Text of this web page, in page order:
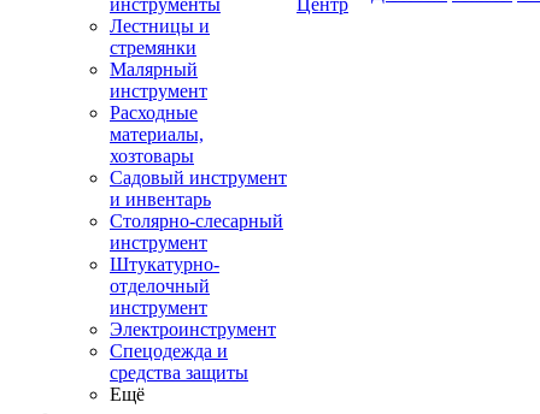
инструменты
Лестницы и
стремянки
Малярный
инструмент
Расходные
материалы,
хозтовары
Садовый инструмент
и инвентарь
Столярно-слесарный
инструмент
Штукатурно-
отделочный
инструмент
Электроинструмент
Спецодежда и
средства защиты
Ещё
Центр